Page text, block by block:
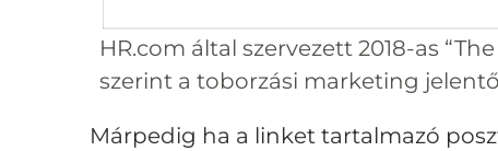
HR.com által szervezett 2018-as
szerint a toborzási marketing
Márpedig ha a linket tartalmazó